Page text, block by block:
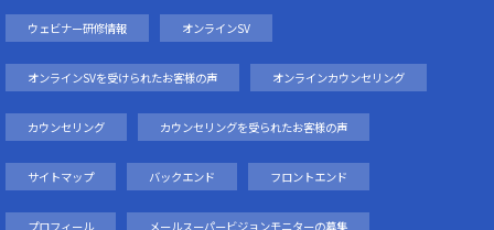
ウェビナー研修情報 オンラインSV
オンラインSVを受けられたお客様の声 オンラインカウンセリング
カウンセリング カウンセリングを受られたお客様の声
サイトマップ バックエンド フロントエンド
プロフィール メールスーパービジョンモニターの募集